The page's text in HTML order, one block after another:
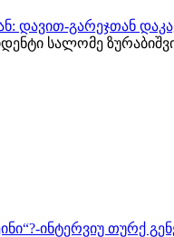
დავით-გარეჯთან
სალომე
ინტერვიუ თურქ